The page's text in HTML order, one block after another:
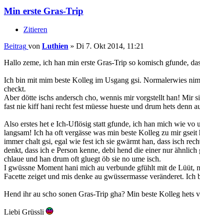
Min erste Gras-Trip
Zitieren
Beitrag von Luthien » Di 7. Okt 2014, 11:21
Hallo zeme, ich han min erste Gras-Trip so komisch gfunde,
Ich bin mit mim beste Kolleg im Usgang gsi. Normalerwies
checkt.
Aber dötte ischs andersch cho, wennis mir vorgstellt han! Mir
fast nie kiff hani recht fest müesse hueste und drum hets denn
Also erstes het e Ich-Uflösig statt gfunde, ich han mich wie
langsam! Ich ha oft vergässe was min beste Kolleg zu mir
immer chalt gsi, egal wie fest ich sie gwärmt han, dass isch
denkt, dass ich e Person kenne, debi hend die einer nur
chlaue und han drum oft gluegt öb sie no ume isch.
I gwüssne Moment hani mich au verbunde gfühlt mit de Lüüt,
Facette zeiget und mis denke au gwüssermasse veränderet.
Hend ihr au scho sonen Gras-Trip gha? Min beste Kolleg hets
Liebi Grüssli